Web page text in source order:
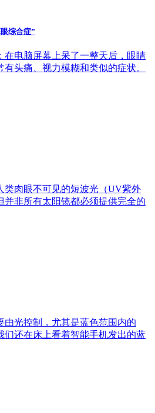
综合症”
在电脑屏幕上呆了一整天后，眼睛
头痛、视力模糊和类似的症状。
类肉眼不可见的短波光（UV紫外
并非所有太阳镜都必须提供完全的
由光控制，尤其是蓝色范围内的
们还在床上看着智能手机发出的蓝